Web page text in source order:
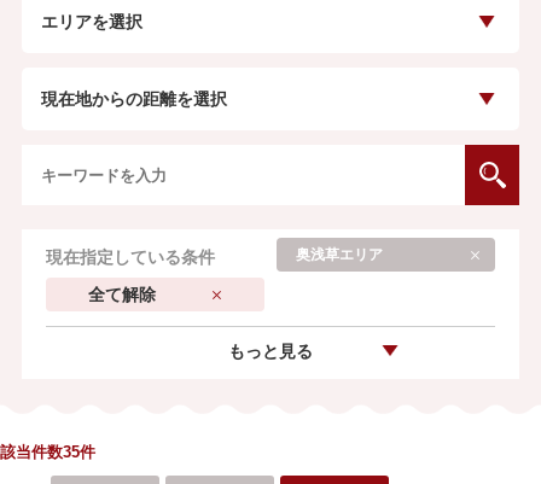
エリアを選択
現在地からの距離を選択
現在指定している条件 奥浅草エリア
全て解除
もっと見る
該当件数35件